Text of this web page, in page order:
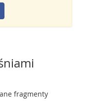
fragmenty